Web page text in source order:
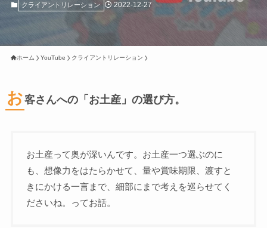
クライアントリレーション 2022-12-27
ホーム YouTube クライアントリレーション
お客さんへの「お土産」の選び方。
お土産って奥が深いんです。お土産一つ選ぶのに
も、想像力をはたらかせて、量や賞味期限、渡すと
きにかける一言まで、細部にまで考えを巡らせてく
ださいね。ってお話。